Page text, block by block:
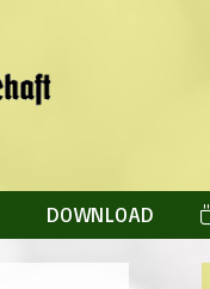
DOWNLOAD